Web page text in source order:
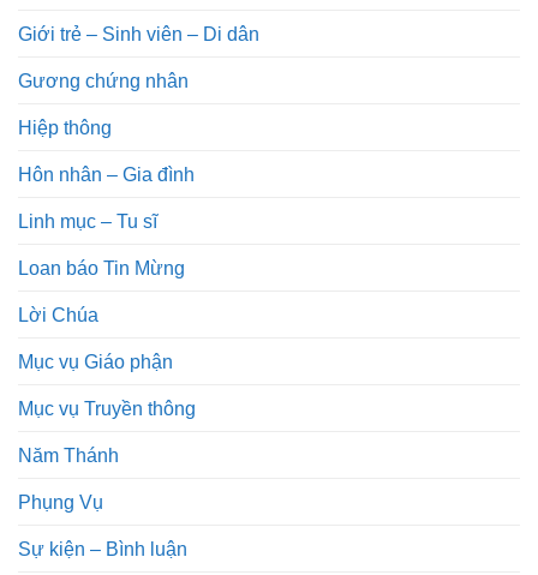
Giới trẻ – Sinh viên – Di dân
Gương chứng nhân
Hiệp thông
Hôn nhân – Gia đình
Linh mục – Tu sĩ
Loan báo Tin Mừng
Lời Chúa
Mục vụ Giáo phận
Mục vụ Truyền thông
Năm Thánh
Phụng Vụ
Sự kiện – Bình luận